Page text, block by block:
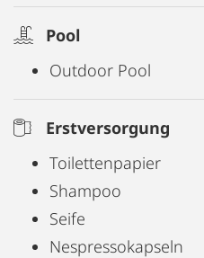
Pool
Outdoor Pool
Erstversorgung
Toilettenpapier
Shampoo
Seife
Nespressokapseln